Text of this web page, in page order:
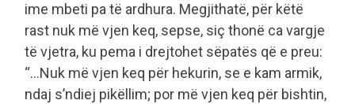
ime mbeti pa të ardhura. Megjithatë, për këtë
rast nuk më vjen keq, sepse, siç thonë ca vargje
të vjetra, ku pema i drejtohet sëpatës që e preu:
“…Nuk më vjen keq për hekurin, se e kam armik,
ndaj s’ndiej pikëllim; por më vjen keq për bishtin,